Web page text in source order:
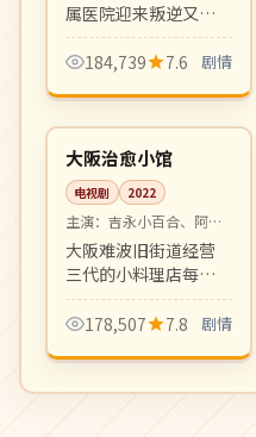
属医院迎来叛逆又天
才的胸外科主治医
师，从医疗事故、医
剧情节奏紧凑，台词
犀利。
184,739 7.6 剧情
日本
完结 11:35
大阪治愈小馆
电视剧 2022
主演： 吉永小百合、阿部
宽 等
大阪难波旧街道经营
三代的小料理店每天
迎来背负各自烦恼的
客人，老板娘以食物
过客。
178,507 7.8 剧情